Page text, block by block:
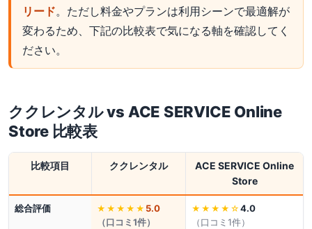
リード。ただし料金やプランは利用シーンで最適解が
変わるため、下記の比較表で気になる軸を確認してく
ださい。
ククレンタルvs ACE SERVICE Online
Store比較表
比較項目 ククレンタル
ACE SERVICE Online
Store
総合評価 ★★★★★ 5.0
（口コミ1件）
★★★★ ☆ 4.0
（口コミ 1件）